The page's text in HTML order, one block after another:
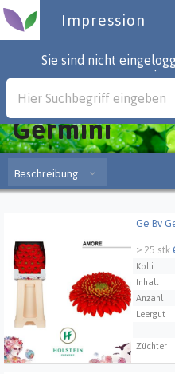
Impression
Sie sind nicht
Impression
Germini
Beschreibung
Ge Bv
≥ 25 stk
Kolli
Inhalt
Anzahl
Leergut
Züchter